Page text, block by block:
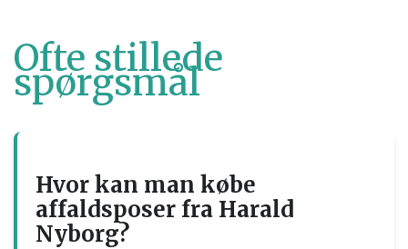
Ofte stillede
spørgsmål
Hvor kan man købe
affaldsposer fra Harald
Nyborg?